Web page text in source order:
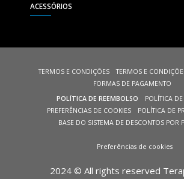
ACESSÓRIOS
TERMOS E CONDIÇÕES
TERMOS E
FORMAS DE PAGAMENTO
POLÍTICA DE REEMBOLSO
POLÍTICA
PREFERÊNCIAS DE COOKIES
POLÍTICA DE
BASE DO SISTEMA DE DESCONTOS POR
Preferências de cookies
2024 © All rights reserved